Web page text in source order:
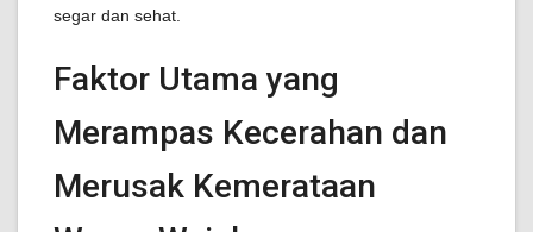
segar dan sehat.
Faktor Utama yang
Merampas Kecerahan dan
Merusak Kemerataan